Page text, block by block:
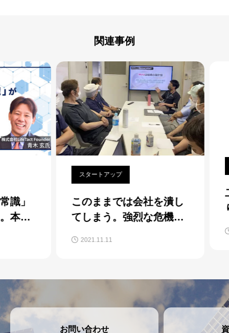
関連事例
」
気
スタートアップ
このままでは会社を潰し
てしまう。強烈な危機感
2021.11.11
二
り
お問い合わせ